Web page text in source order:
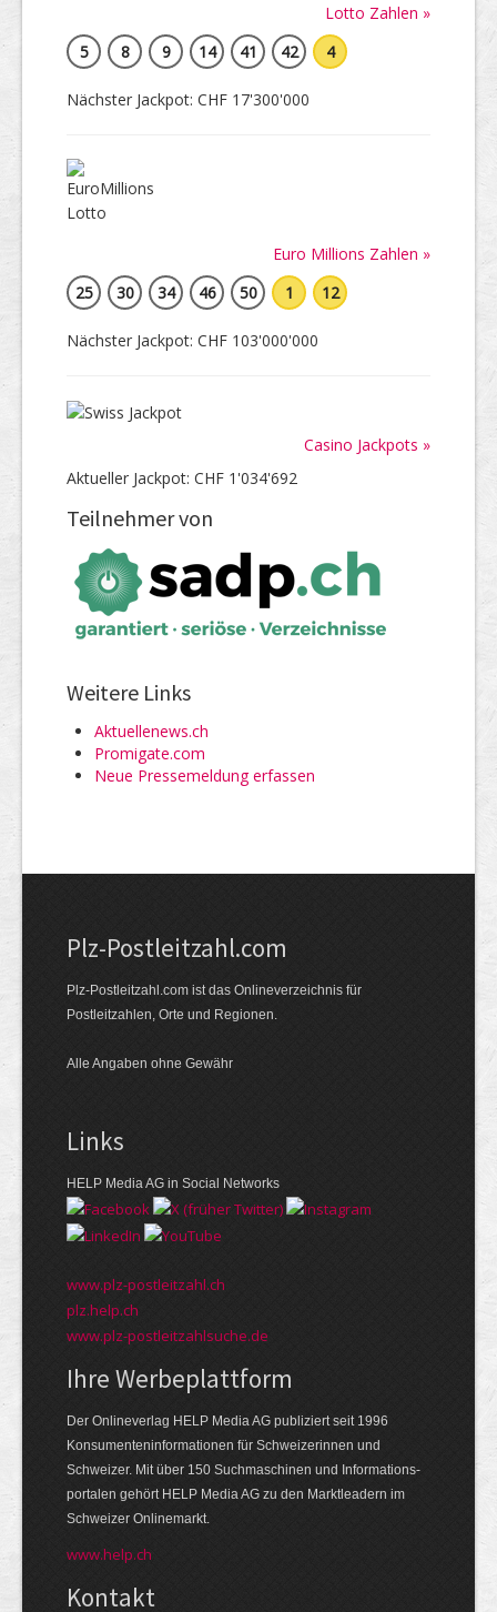
Lotto Zahlen »
5
8 9 14 41 42 4
Nächster Jackpot: CHF 17'300'000
Euro Millions Zahlen »
25
30 34 46 50 1 12
Nächster Jackpot: CHF 103'000'000
Casino Jackpots »
Aktueller Jackpot: CHF 1'034'692
Teilnehmer von
Weitere Links
Aktuellenews.ch
Promigate.com
Neue Pressemeldung erfassen
Plz-Postleitzahl.com
Plz-Postleitzahl.com ist das Onlineverzeichnis für
Postleitzahlen, Orte und Regionen.
Alle Angaben ohne Gewähr
Links
HELP Media AG in Social Networks
www.plz-postleitzahl.ch
plz.help.ch
www.plz-postleitzahlsuche.de
Ihre Werbeplattform
Der Onlineverlag HELP Media AG publiziert seit 1996
Konsumenten­informationen für Schweizerinnen und
Schweizer. Mit über 150 Suchmaschinen und Informations­
portalen gehört HELP Media AG zu den Markt­leadern im
Schweizer Onlinemarkt.
www.help.ch
Kontakt